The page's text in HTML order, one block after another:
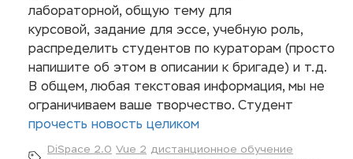
лабораторной, общую тему для
курсовой, задание для эссе, учебную роль,
распределить студентов по кураторам (просто
напишите об этом в описании к бригаде) и т.д.
В общем, любая текстовая информация, мы не
ограничиваем ваше творчество. Студент
прочесть новость целиком
DiSpace 2.0 Vue 2 дистанционное обучение